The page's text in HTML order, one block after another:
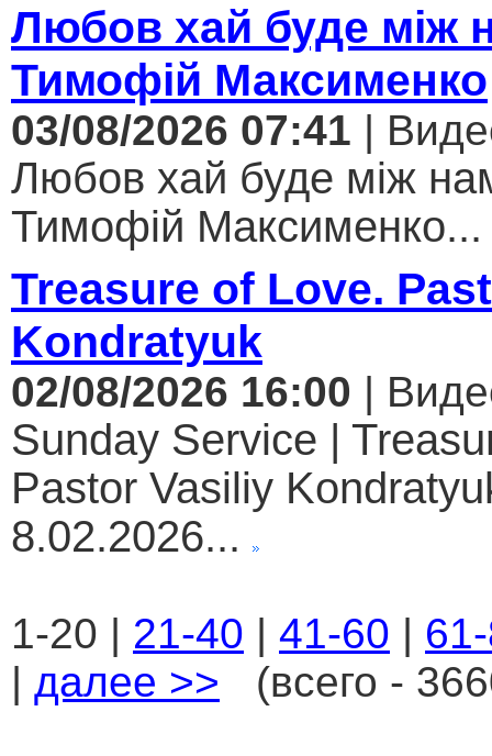
Любов хай буде між
Тимофій Максименко
03/08/2026 07:41 |
Любов хай буде між
Тимофій Максименко...
Treasure of Love.
Kondratyuk
02/08/2026 16:00 |
Sunday Service |
Pastor Vasiliy
8.02.2026...
1-20 | 21-40 | 41-60 |
| далее >> (всего -